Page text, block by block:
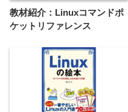
教材紹介：Linuxコマンドポ
ケットリファレンス